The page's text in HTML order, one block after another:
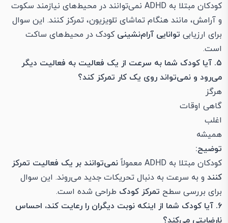
کودکان مبتلا به ADHD نمی‌توانند در محیط‌های نیازمند سکوت
و آرامش، مانند هنگام تماشای تلویزیون، تمرکز کنند. این سوال
برای ارزیابی توانایی آرام‌نشینی کودک در محیط‌های ساکت
است.
۵. آیا کودک شما به سرعت از یک فعالیت به فعالیت دیگر
می‌رود و نمی‌تواند روی یک کار تمرکز کند؟
هرگز
گاهی اوقات
اغلب
همیشه
توضیح:
کودکان مبتلا به ADHD معمولاً
نمی‌توانند بر یک فعالیت تمرکز
کنند و به سرعت به دنبال تحریکات جدید می‌روند. این سوال
برای بررسی سطح تمرکز کودک طراحی شده است.
۶. آیا کودک شما از اینکه نوبت دیگران را رعایت کند، احساس
نارضایتی می‌کند؟